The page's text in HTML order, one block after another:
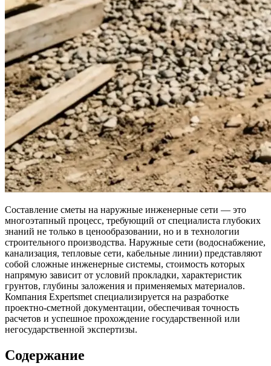
Составление сметы на наружные инженерные сети — это
многоэтапный процесс, требующий от специалиста глубоких
знаний не только в ценообразовании, но и в технологии
строительного производства. Наружные сети (водоснабжение,
канализация, тепловые сети, кабельные линии) представляют
собой сложные инженерные системы, стоимость которых
напрямую зависит от условий прокладки, характеристик
грунтов, глубины заложения и применяемых материалов.
Компания Expertsmet специализируется на разработке
проектно-сметной документации, обеспечивая точность
расчетов и успешное прохождение государственной или
негосударственной экспертизы.
Содержание